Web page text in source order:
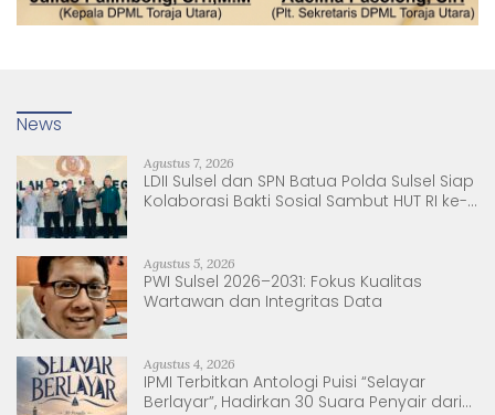
News
Agustus 7, 2026
LDII Sulsel dan SPN Batua Polda Sulsel Siap
Kolaborasi Bakti Sosial Sambut HUT RI ke-
Agustus 5, 2026
PWI Sulsel 2026–2031: Fokus Kualitas
Wartawan dan Integritas Data
Agustus 4, 2026
IPMI Terbitkan Antologi Puisi “Selayar
Berlayar”, Hadirkan 30 Suara Penyair dari